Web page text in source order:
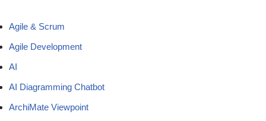
Agile & Scrum
Agile Development
AI
AI Diagramming Chatbot
ArchiMate Viewpoint